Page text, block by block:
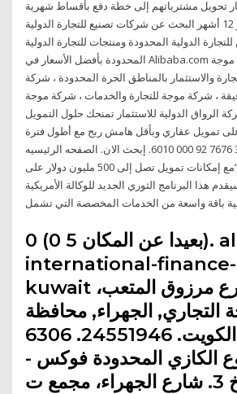
تحويل مشترياتهم إلى خطة دفع بأقساط شهرية
متساوية لمدة 6 و 12 أشهر البحث عن شركات تصنيع للتجارة الدولية
الدولية المحدودة ومنتجات للتجارة الدولية
المحدودة بأفضل الأسعار في Alibaba.com تتكون مجموعة شركات موجة
والاستثمار بالمناطق الحرة المحدودة ، شركة
، شركة موجة للتجارة والخدمات ، شركة موجة
الرواق الدولية للاستثمار تمنحك حلول التمويل
تمويل عقاري وبأقل هامش ربح مع أطول فترة
سدادممكنة . 055 338 7676 92 000 6010. إبحث الان. الصفحه الرئيسيه
وخلص البيان إلى أن “مع إمكانات تمويل تصل إلى 500 مليون دولار على
البرنامج الثوري الجديد للوكالة الأمريكية
باقة واسعة من الخدمات المخصصة التي تشمل
0 (0 بعيدا عن المكان 5). al-mulla-
international-
kuwait بلوك 5، شارع مرزوق المتعب،
التجاري, الجهراء, محافظة
الجهراء, الكويت. 24551946. 6306
الكازي المحدودة فوكس -
ت